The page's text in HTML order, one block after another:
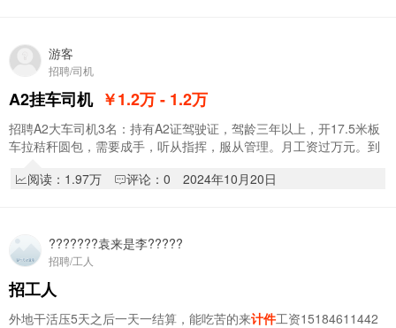
游客
招聘/司机
A2挂车司机 ￥1.2万- 1.2万
招聘A2大车司机3名：持有A2证驾驶证，驾龄三年以上，开17.5米板
车拉秸秆圆包，需要成手，听从指挥，服从管理。月工资过万元。到
阅读：1.97万
评论：0 2024年10月20日
???????袁来是李?????
招聘/工人
招工人
外地干活压5天之后一天一结算，能吃苦的来计件工资15184611442